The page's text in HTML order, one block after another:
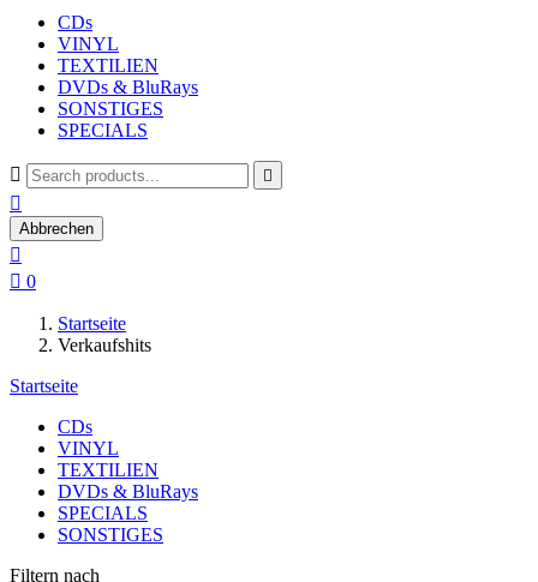
CDs
VINYL
TEXTILIEN
DVDs & BluRays
SONSTIGES
SPECIALS
 

Abbrechen

 0
Startseite
Verkaufshits
Startseite
CDs
VINYL
TEXTILIEN
DVDs & BluRays
SPECIALS
SONSTIGES
Filtern nach